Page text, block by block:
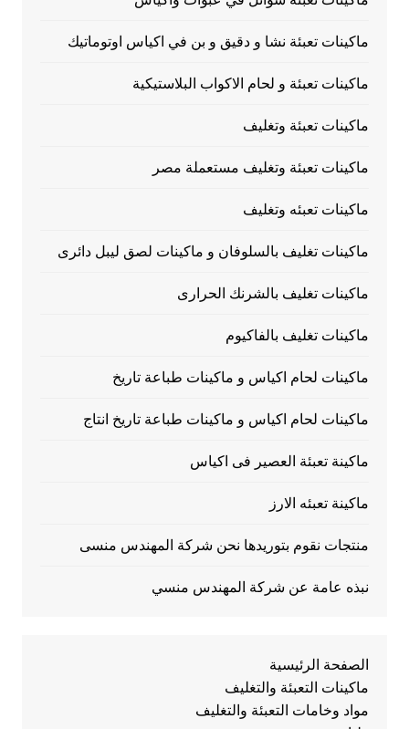
ماكينات تعبئة نشا و دقيق و بن في اكياس اوتوماتيك
ماكينات تعبئة و لحام الاكواب البلاستيكية
ماكينات تعبئة وتغليف
ماكينات تعبئة وتغليف مستعملة مصر
ماكينات تعبئه وتغليف
ماكينات تغليف بالسلوفان و ماكينات لصق ليبل دائرى
ماكينات تغليف بالشرنك الحرارى
ماكينات تغليف بالفاكيوم
ماكينات لحام اكياس و ماكينات طباعة تاريخ
ماكينات لحام اكياس و ماكينات طباعة تاريخ انتاج
ماكينة تعبئة العصير فى اكياس
ماكينة تعبئه الارز
منتجات نقوم بتوريدها نحن شركة المهندس منسى
نبذه عامة عن شركة المهندس منسي
الصفحة الرئيسية
ماكينات التعبئة والتغليف
مواد وخامات التعبئة والتغليف